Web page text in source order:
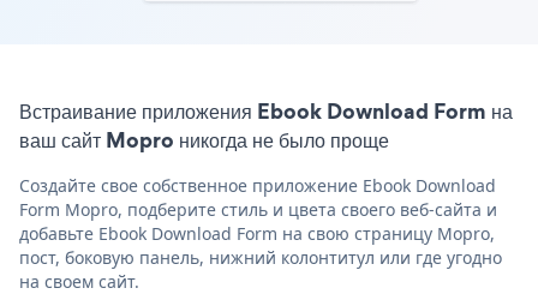
Встраивание приложения Ebook Download Form на
ваш сайт Mopro никогда не было проще
Создайте свое собственное приложение Ebook Download
Form Mopro, подберите стиль и цвета своего веб-сайта и
добавьте Ebook Download Form на свою страницу Mopro,
пост, боковую панель, нижний колонтитул или где угодно
на своем сайт.